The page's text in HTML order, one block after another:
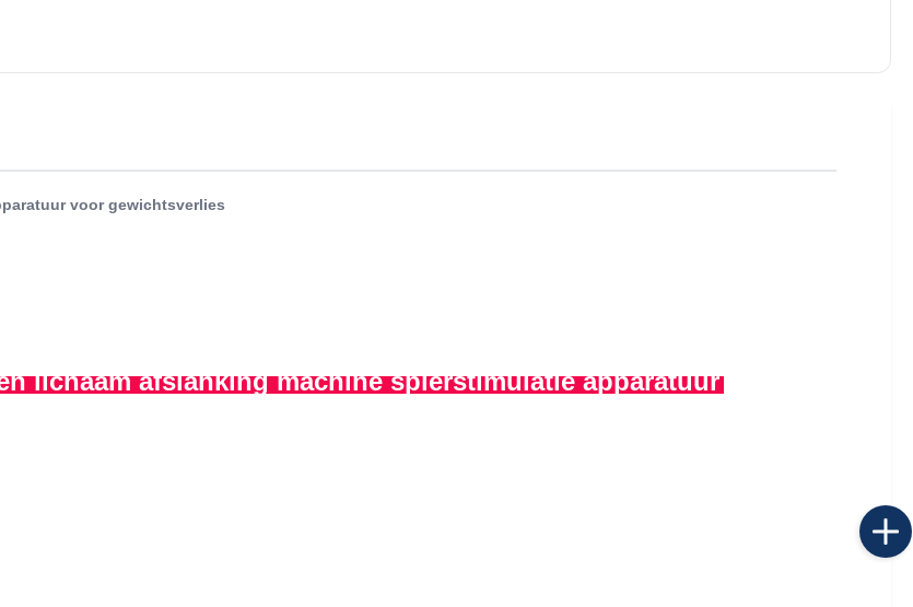
voor gewichtsverlies
lichaam afslanking machine spierstimulatie apparatuur